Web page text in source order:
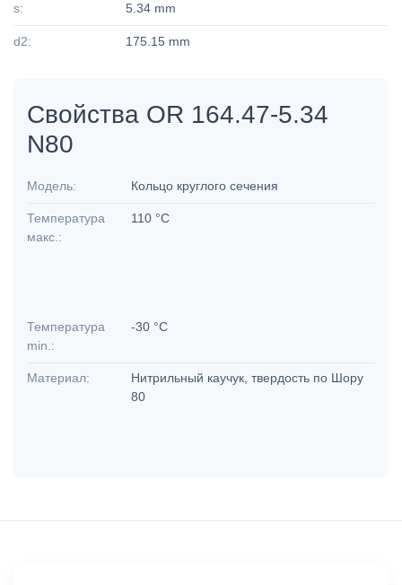
s: 5.34 mm
d2: 175.15 mm
Свойства OR 164.47-5.34
N80
Модель: Кольцо круглого сечения
Температура
макс.:
110 °C
Температура
min.:
-30 °C
Материал:
Нитрильный каучук, твердость по Шору
80